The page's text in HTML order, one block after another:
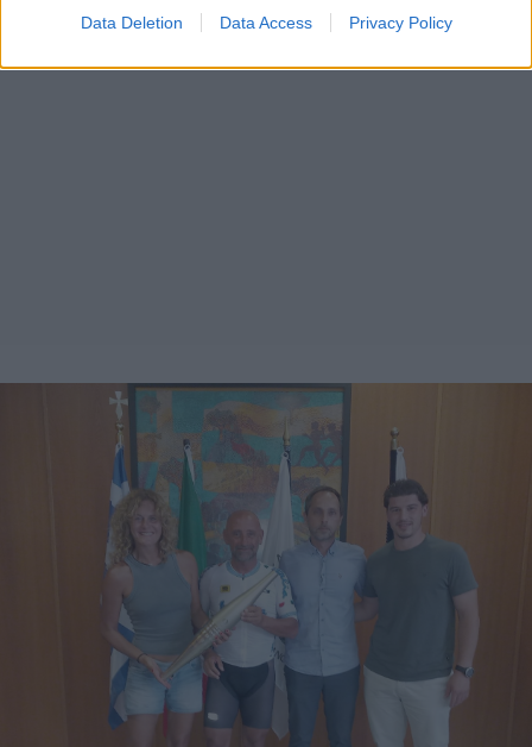
Data Deletion Data Access Privacy Policy